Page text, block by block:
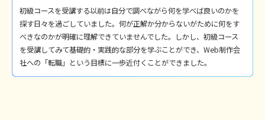
初級コースを受講する以前は自分で調べながら何を学べば良いのかを
探す日々を過ごしていました。何が正解か分からないがために何をす
べきなのかが明確に理解できていませんでした。しかし、初級コース
を受講してみて基礎的・実践的な部分を学ぶことができ、Web制作会
社への「転職」という目標に一歩近付くことができました。